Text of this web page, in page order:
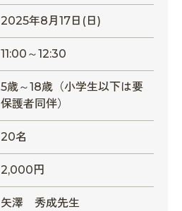
2025年8月17日(日)
11:00～12:30
5歳～18歳（小学生以下は要
保護者同伴）
20名
2,000円
矢澤 秀成先生